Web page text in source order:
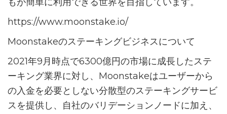
https://www.moonstake.io/
Moonstakeのステーキングビジネスについて
2021年9月時点で6300億円の市場に成長したステ
ーキング業界に対し、Moonstakeはユーザーから
の入金を必要としない分散型のステーキングサービ
スを提供し、自社のバリデーションノードに加え、